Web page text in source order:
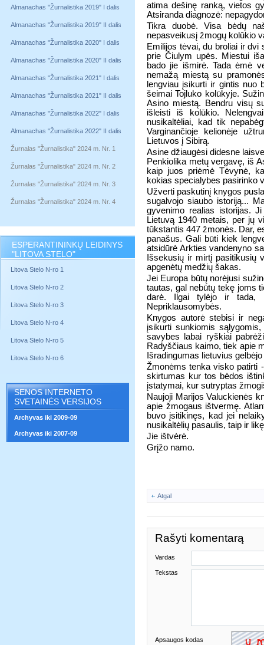
Almanachas "Žurnalistika 2019" I dalis
Almanachas "Žurnalistika 2019" II dalis
Almanachas "Žurnalistika 2020" I dalis
Almanachas "Žurnalistika 2020" II dalis
Almanachas "Žurnalistika 2021" I dalis
Almanachas "Žurnalistika 2021" II dalis
Almanachas "Žurnalistika 2022" I dalis
Almanachas "Žurnalistika 2022" II dalis
Žurnalas "Žurnalistika" 2024 m. Nr. 1
Žurnalas "Žurnalistika" 2024 m. Nr. 2
Žurnalas "Žurnalistika" 2024 m. Nr. 3
Žurnalas "Žurnalistika" 2024 m. Nr. 4
ESPERANTININKŲ LEIDINYS
"LITOVA STELO"
Litova Stelo N-ro 1
Litova Stelo N-ro 2
Litova Stelo N-ro 3
Litova Stelo N-ro 4
Litova Stelo N-ro 5
Litova Stelo N-ro 6
SENOS INTERNETO
SVETAINĖS VERSIJOS
Archyvas iki 2009-09
Archyvas iki 2007-09
atima dešinę ranką, vietos
Atsiranda diagnozė:
Tikra duobė. Visa bėdų
nepasveikusį žmogų kolūkio
Emilijos tėvai, du broliai ir
prie Čiulym upės. Miestui
bado jie išmirė. Tada ėmė
nemažą miestą su
lengviau įsikurti ir gintis nuo
šeimai Tojluko kolūkyje.
Asino miestą. Bendru visų
išleisti iš kolūkio.
nusikaltėliai, kad tik
Varginančioje kelionėje
Lietuvos į Sibirą.
Asine džiaugėsi didesne
Penkiolika metų vergavę, iš
kaip juos priėmė Tėvynė,
kokias specialybes pasirinko
Užverti paskutinį knygos
sugalvojo siaubo istoriją...
gyvenimo realias istorijas.
Lietuvą 1940 metais, per jų
tūkstantis 447 žmonės. Dar,
panašus. Gali būti kiek
atsidūrė Arkties vandenyno
Išsekusių ir mirtį pasitikusių
apgenėtų medžių šakas.
Jei Europa būtų norėjusi
tautas, gal nebūtų tekę joms
darė. Ilgai tylėjo ir tada,
Nepriklausomybės.
Knygos autorė stebisi ir
įsikurti sunkiomis
savybes labai ryškiai
Radyščiaus kaimo, tiek apie
Išradingumas lietuvius
Žmonėms tenka visko patirti
skirtumas kur tos bėdos
įstatymai, kur sutryptas
Naujoji Marijos Valuckienės
apie žmogaus ištvermę.
buvo įsitikinęs, kad jei
nusikaltėlių pasaulis, taip ir
Jie ištvėrė.
Grįžo namo.
Atgal
Rašyti komentarą
Vardas
Tekstas
Apsaugos kodas